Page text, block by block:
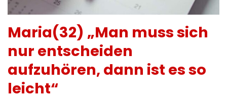
Maria(32) „Man muss sich
nur entscheiden
aufzuhören, dann ist es so
leicht“